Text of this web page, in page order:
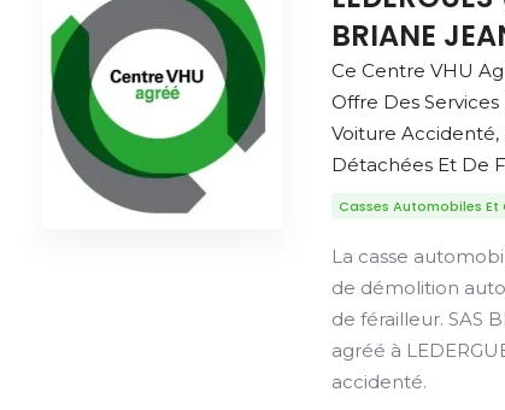
BRIANE
Ce Centre VHU
Offre Des
Voiture Accidenté,
Détachées Et De
Casses Automobiles Et
La casse
de démolition
de férailleur. SAS
agréé à
accidenté.